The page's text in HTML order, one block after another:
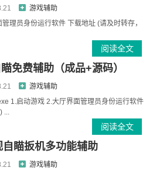
游戏辅助
理员身份运行软件 下载地址 (请及时转存，
阅读全文
免费辅助（成品+源码）
游戏辅助
1.启动游戏 2.大厅界面管理员身份运行软件
...
阅读全文
瞄扳机多功能辅助
游戏辅助